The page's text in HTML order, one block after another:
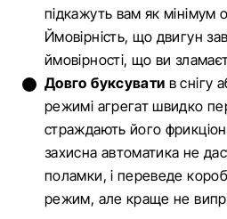
підкажуть вам як мінімум
Ймовірність, що двигун
ймовірності, що ви
Довго буксувати в снігу
режимі агрегат швидко
страждають його
захисна автоматика не
поламки, і переведе
режим, але краще не